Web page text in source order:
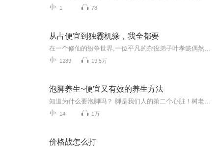
1 78
从占便宜到独霸机缘，我全都要
1289 19.5万
泡脚养生~便宜又有效的养生方法
14 1万
价格战怎么打